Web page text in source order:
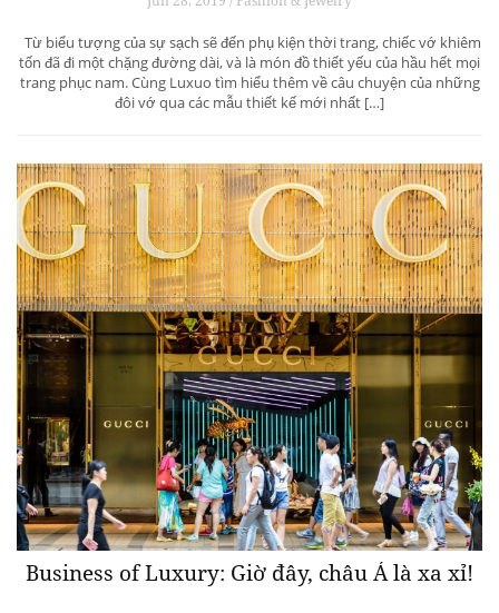
Từ biểu tượng của sự sạch sẽ đến phụ kiện thời trang, chiếc vớ khiêm
tốn đã đi một chặng đường dài, và là món đồ thiết yếu của hầu hết mọi
trang phục nam. Cùng Luxuo tìm hiểu thêm về câu chuyện của những
đôi vớ qua các mẫu thiết kế mới nhất […]
Business of Luxury: Giờ đây, châu Á là xa xỉ!